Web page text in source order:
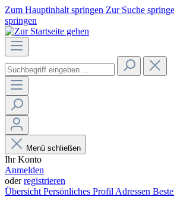
Zum Hauptinhalt springen Zur Suche
springen
Menü schließen
Ihr Konto
Anmelden
oderregistrieren
Übersicht Persönliches Profil Adressen